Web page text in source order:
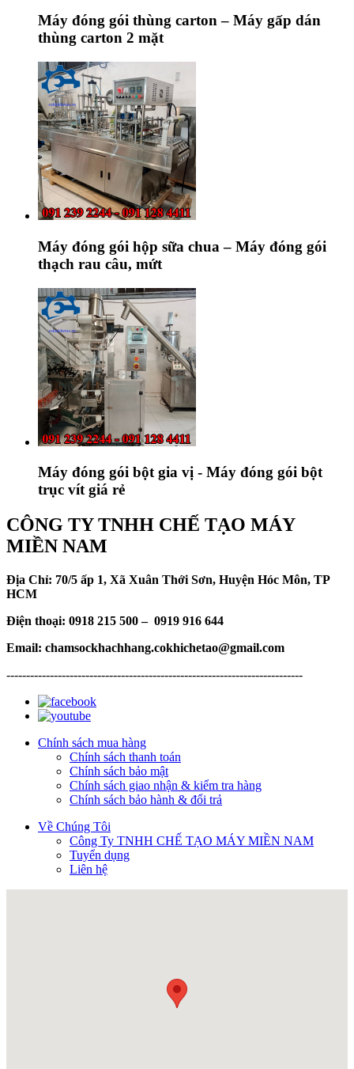
Máy đóng gói thùng carton – Máy gấp dán
thùng carton 2 mặt
Máy đóng gói hộp sữa chua – Máy đóng gói
thạch rau câu, mứt
Máy đóng gói bột gia vị - Máy đóng gói bột
trục vít giá rẻ
CÔNG TY TNHH CHẾ TẠO MÁY
MIỀN NAM
Địa Chỉ: 70/5 ấp 1, Xã Xuân Thới Sơn, Huyện Hóc Môn, TP
HCM
Điện thoại: 0918 215 500 – 0919 916 644
Email: chamsockhachhang.cokhichetao@gmail.com
---------------------------------------------------------------------------
Chính sách mua hàng
Chính sách thanh toán
Chính sách bảo mật
Chính sách giao nhận & kiểm tra hàng
Chính sách bảo hành & đổi trả
Về Chúng Tôi
Công Ty TNHH CHẾ TẠO MÁY MIỀN NAM
Tuyển dụng
Liên hệ